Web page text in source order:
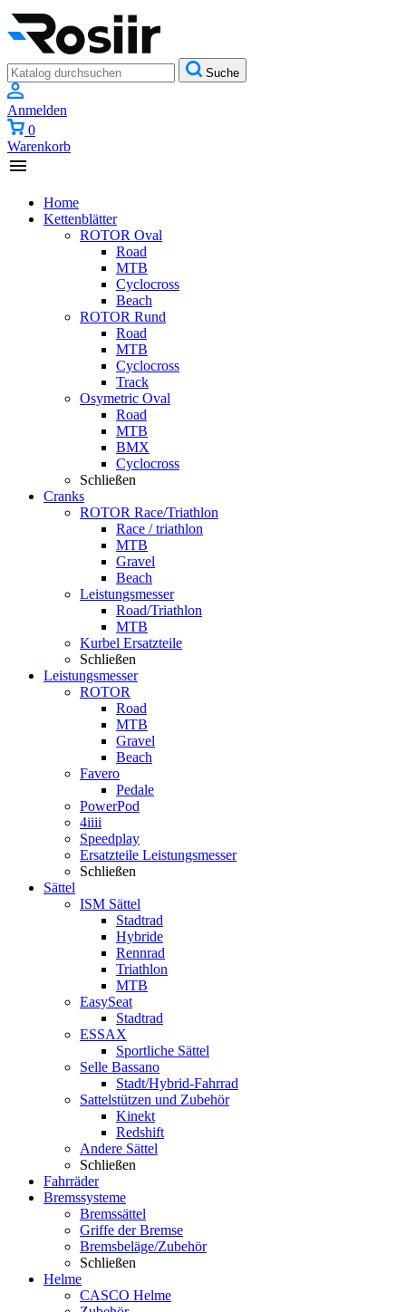
Suche
Anmelden
0
Warenkorb
Home
Kettenblätter
ROTOR Oval
Road
MTB
Cyclocross
Beach
ROTOR Rund
Road
MTB
Cyclocross
Track
Osymetric Oval
Road
MTB
BMX
Cyclocross
Schließen
Cranks
ROTOR Race/Triathlon
Race / triathlon
MTB
Gravel
Beach
Leistungsmesser
Road/Triathlon
MTB
Kurbel Ersatzteile
Schließen
Leistungsmesser
ROTOR
Road
MTB
Gravel
Beach
Favero
Pedale
PowerPod
4iiii
Speedplay
Ersatzteile Leistungsmesser
Schließen
Sättel
ISM Sättel
Stadtrad
Hybride
Rennrad
Triathlon
MTB
EasySeat
Stadtrad
ESSAX
Sportliche Sättel
Selle Bassano
Stadt/Hybrid-Fahrrad
Sattelstützen und Zubehör
Kinekt
Redshift
Andere Sättel
Schließen
Fahrräder
Bremssysteme
Bremssättel
Griffe der Bremse
Bremsbeläge/Zubehör
Schließen
Helme
CASCO Helme